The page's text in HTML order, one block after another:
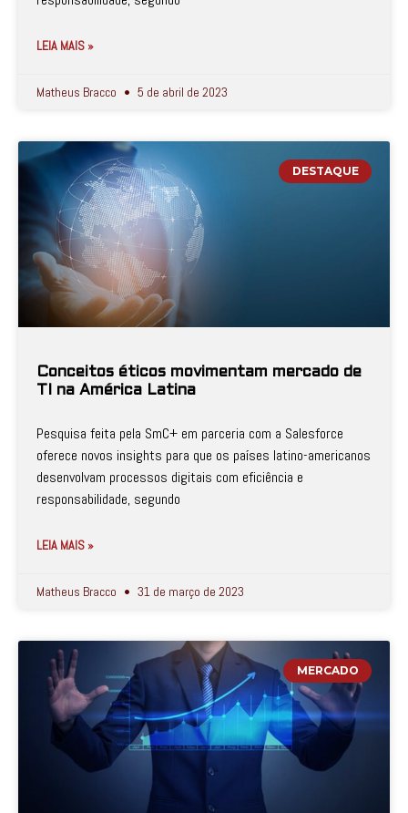
LEIA MAIS »
Matheus Bracco 5 de abril de 2023
DESTAQUE
Conceitos éticos movimentam mercado de
TI na América Latina
Pesquisa feita pela SmC+ em parceria com a Salesforce
oferece novos insights para que os países latino-americanos
desenvolvam processos digitais com eficiência e
responsabilidade, segundo
LEIA MAIS »
Matheus Bracco 31 de março de 2023
MERCADO